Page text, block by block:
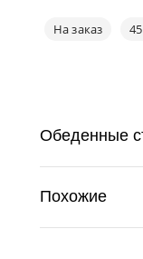
На заказ
Обеденные
Похожие